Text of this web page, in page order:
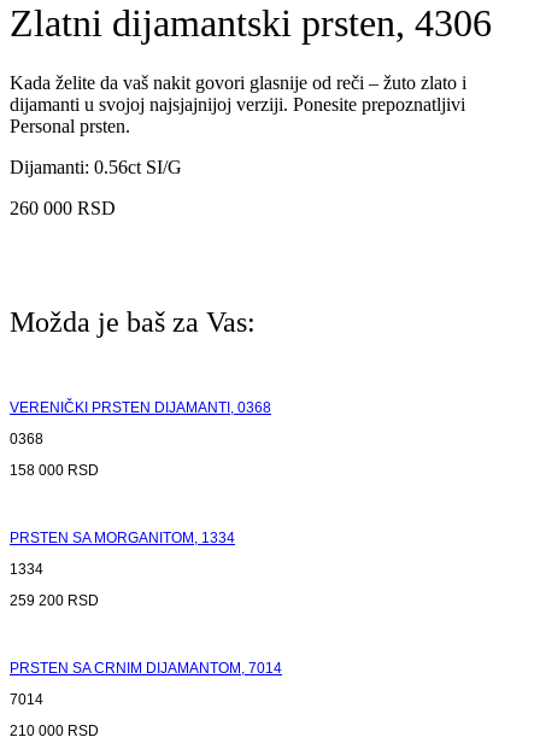
Zlatni dijamantski prsten, 4306
Kada želite da vaš nakit govori glasnije od reči – žuto zlato i
dijamanti u svojoj najsjajnijoj verziji. Ponesite prepoznatljivi
Personal prsten.
Dijamanti: 0.56ct SI/G
260 000 RSD
Možda je baš za Vas:
VERENIČKI PRSTEN DIJAMANTI, 0368
0368
158 000 RSD
PRSTEN SA MORGANITOM, 1334
1334
259 200 RSD
PRSTEN SA CRNIM DIJAMANTOM, 7014
7014
210 000 RSD